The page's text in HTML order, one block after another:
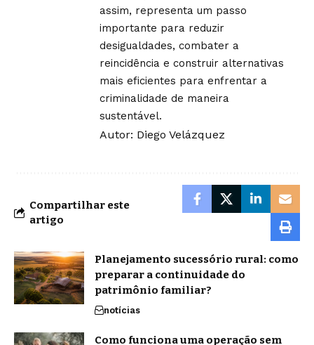
assim, representa um passo
importante para reduzir
desigualdades, combater a
reincidência e construir alternativas
mais eficientes para enfrentar a
criminalidade de maneira
sustentável.
Autor: Diego Velázquez
Compartilhar este
artigo
Planejamento sucessório rural: como
preparar a continuidade do
patrimônio familiar?
notícias
Como funciona uma operação sem